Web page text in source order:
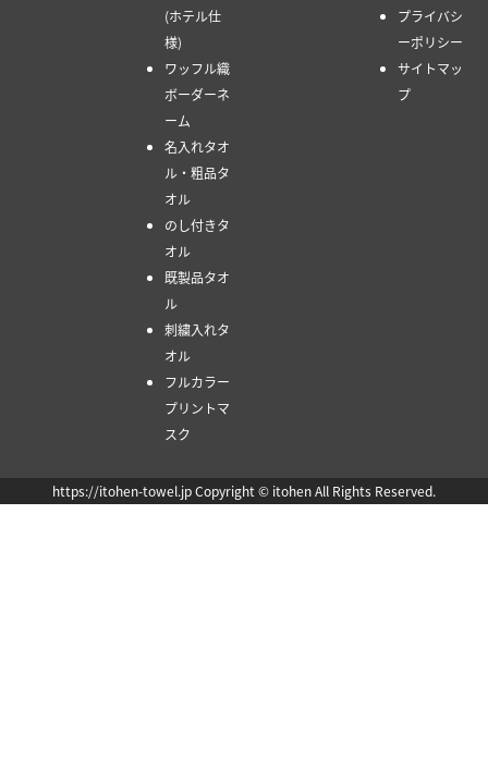
(ホテル仕
様)
ワッフル織
ボーダーネ
ーム
名入れタオ
ル・粗品タ
オル
のし付きタ
オル
既製品タオ
ル
刺繍入れタ
オル
フルカラー
プリントマ
スク
プライバシ
ーポリシー
サイトマッ
プ
https://itohen-towel.jp Copyright © itohen All Rights Reserved.